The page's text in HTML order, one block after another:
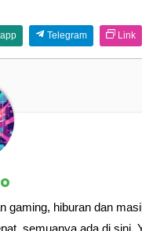
Telegram Link
gaming, hiburan dan
semuanya ada di sini.